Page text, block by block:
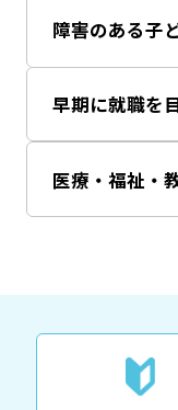
障害のある子
早期に就職を
医療・福祉・